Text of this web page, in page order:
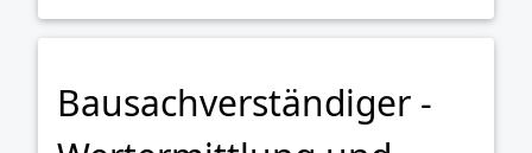
Bausachverständiger -